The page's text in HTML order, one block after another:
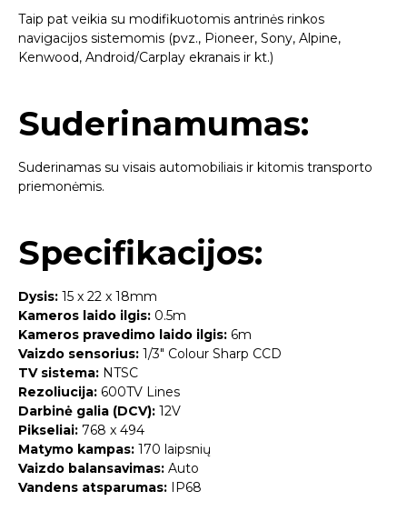
Taip pat veikia su modifikuotomis antrinės rinkos
navigacijos sistemomis (pvz., Pioneer, Sony, Alpine,
Kenwood, Android/Carplay ekranais ir kt.)
Suderinamumas:
Suderinamas su visais automobiliais ir kitomis transporto
priemonėmis.
Specifikacijos:
Dysis: 15 x 22 x 18mm
Kameros laido ilgis: 0.5m
Kameros pravedimo laido ilgis: 6m
Vaizdo sensorius: 1/3″ Colour Sharp CCD
TV sistema: NTSC
Rezoliucija: 600TV Lines
Darbinė galia (DCV): 12V
Pikseliai: 768 x 494
Matymo kampas: 170 laipsnių
Vaizdo balansavimas: Auto
Vandens atsparumas: IP68